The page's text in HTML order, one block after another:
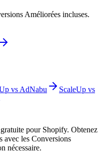
Améliorées incluses.
vs AdNabu
ScaleUp vs
pour Shopify. Obtenez
avec les Conversions
nécessaire.